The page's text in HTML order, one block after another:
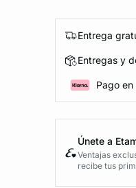
Entrega
Entregas y
Pago
Únete a
Ventajas
recibe tus